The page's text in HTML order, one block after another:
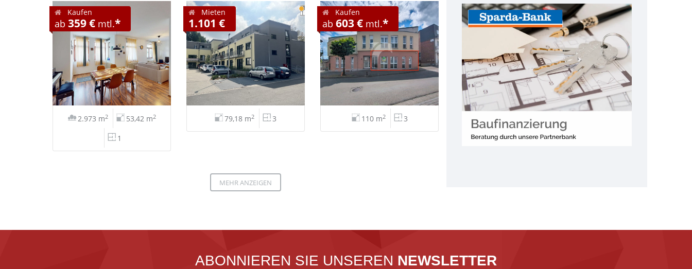
Kaufen
ab 359 € mtl.*
2.973 m2 53,42 m2
1
Mieten
1.101 €
79,18 m2 3
Kaufen
ab 603 €mtl.*
110 m2 3
MEHR ANZEIGEN
ABONNIEREN SIE UNSEREN NEWSLETTER